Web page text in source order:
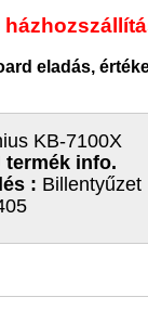
eladás,
KB-7100X
termék info.
: Billentyűzet